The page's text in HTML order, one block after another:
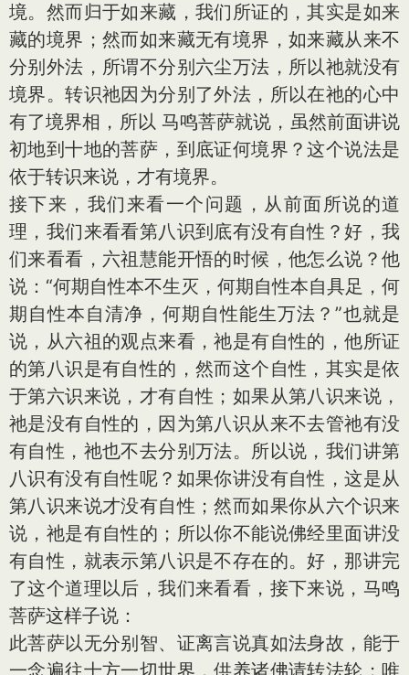
境。然而归于如来藏，我们所证的，其实是如来
藏的境界；然而如来藏无有境界，如来藏从来不
分别外法，所谓不分别六尘万法，所以祂就没有
境界。转识祂因为分别了外法，所以在祂的心中
有了境界相，所以 马鸣菩萨就说，虽然前面讲说
初地到十地的菩萨，到底证何境界？这个说法是
依于转识来说，才有境界。
接下来，我们来看一个问题，从前面所说的道
理，我们来看看第八识到底有没有自性？好，我
们来看看，六祖慧能开悟的时候，他怎么说？他
说：“何期自性本不生灭，何期自性本自具足，何
期自性本自清净，何期自性能生万法？”也就是
说，从六祖的观点来看，祂是有自性的，他所证
的第八识是有自性的，然而这个自性，其实是依
于第六识来说，才有自性；如果从第八识来说，
祂是没有自性的，因为第八识从来不去管祂有没
有自性，祂也不去分别万法。所以说，我们讲第
八识有没有自性呢？如果你讲没有自性，这是从
第八识来说才没有自性；然而如果你从六个识来
说，祂是有自性的；所以你不能说佛经里面讲没
有自性，就表示第八识是不存在的。好，那讲完
了这个道理以后，我们来看看，接下来说，马鸣
菩萨这样子说：
此菩萨以无分别智、证离言说真如法身故，能于
一念遍往十方一切世界，供养诸佛请转法轮；唯